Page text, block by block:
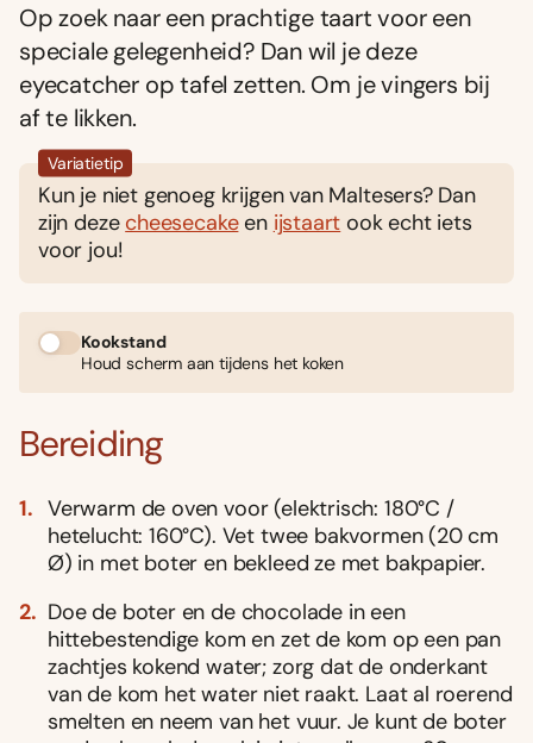
Op zoek naar een prachtige taart voor een
speciale gelegenheid? Dan wil je deze
eyecatcher op tafel zetten. Om je vingers bij
af te likken.
Variatietip
Kun je niet genoeg krijgen van Maltesers? Dan
zijn deze cheesecakeen ijstaart ook echt iets
voor jou!
Kookstand
Houd scherm aan tijdens het koken
Bereiding
Verwarm de oven voor (elektrisch: 180°C /
hetelucht: 160°C). Vet twee bakvormen (20 cm
Ø) in met boter en bekleed ze met bakpapier.
Doe de boter en de chocolade in een
hittebestendige kom en zet de kom op een pan
zachtjes kokend water; zorg dat de onderkant
van de kom het water niet raakt. Laat al roerend
smelten en neem van het vuur. Je kunt de boter